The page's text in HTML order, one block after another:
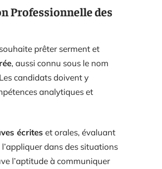
Professionnelle des
prêter serment et
, aussi connu sous le nom
candidats doivent y
analytiques et
écrites et orales, évaluant
dans des situations
l’aptitude à communiquer